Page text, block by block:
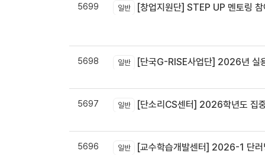
5699 일반 [창업지원단] STEP UP 멘토링
5698 일반 [단국G-RISE사업단] 2026년
5697 일반 [단소리CS센터] 2026학년도 집중휴
5696 일반 [교수학습개발센터] 2026-1 단